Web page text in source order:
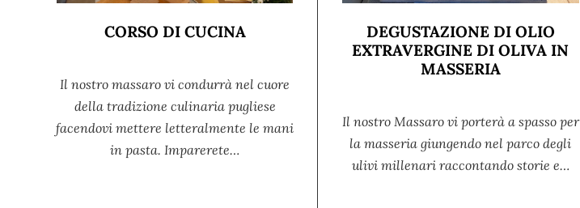
CORSO DI CUCINA
Il nostro massaro vi condurrà nel cuore
della tradizione culinaria pugliese
facendovi mettere letteralmente le mani
in pasta. Imparerete…
DEGUSTAZIONE DI OLIO
EXTRAVERGINE DI OLIVA IN
MASSERIA
Il nostro Massaro vi porterà a spasso per
la masseria giungendo nel parco degli
ulivi millenari raccontando storie e…